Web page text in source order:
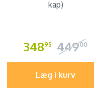
kap)
34895 44900
Læg i kurv